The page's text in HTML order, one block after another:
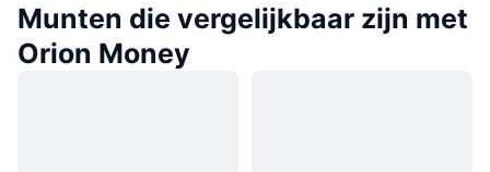
Munten die vergelijkbaar zijn met
Orion Money